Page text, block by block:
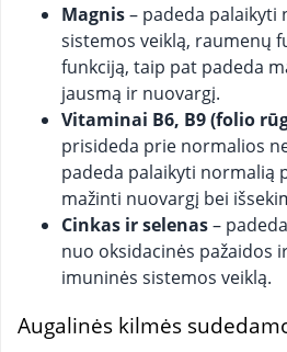
Magnis– padeda palaikyti
sistemos veiklą, raumenų
funkciją, taip pat padeda
jausmą ir nuovargį.
Vitaminai B6, B9 (folio
prisideda prie normalios
padeda palaikyti normalią
mažinti nuovargį bei
Cinkas ir selenas–
nuo oksidacinės pažaidos
imuninės sistemos veiklą.
Augalinės kilmės